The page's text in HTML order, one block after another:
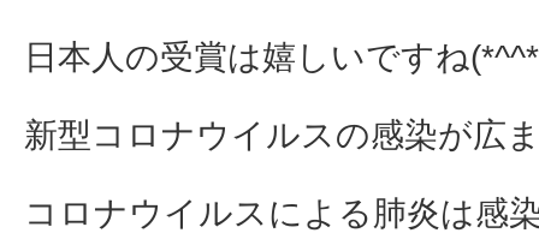
日本人の受賞は嬉しいですね
新型コロナウイルスの感染が広
コロナウイルスによる肺炎は感